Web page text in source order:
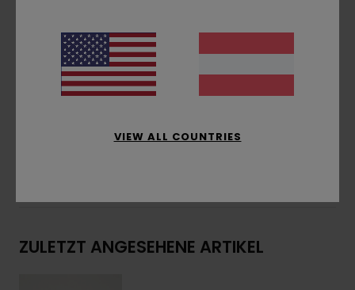
Zusammensetzung[Hauptstoff] 45% Acryl, 21%
recyceltem Acryl, 12% Polyamid, 11% recycelte
Wolle, 6% recycelte Seide, 5% andere recycelte
ZULETZT ANGESEHENE ARTIKEL
VIEW ALL COUNTRIES